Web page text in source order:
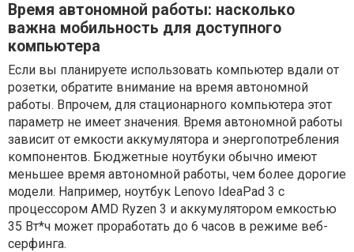
Время автономной работы: насколько
важна мобильность для доступного
компьютера
Если вы планируете использовать компьютер вдали от
розетки, обратите внимание на время автономной
работы. Впрочем, для стационарного компьютера этот
параметр не имеет значения. Время автономной работы
зависит от емкости аккумулятора и энергопотребления
компонентов. Бюджетные ноутбуки обычно имеют
меньшее время автономной работы, чем более дорогие
модели. Например, ноутбук Lenovo IdeaPad 3 с
процессором AMD Ryzen 3 и аккумулятором емкостью
35 Вт*ч может проработать до 6 часов в режиме веб-
серфинга.